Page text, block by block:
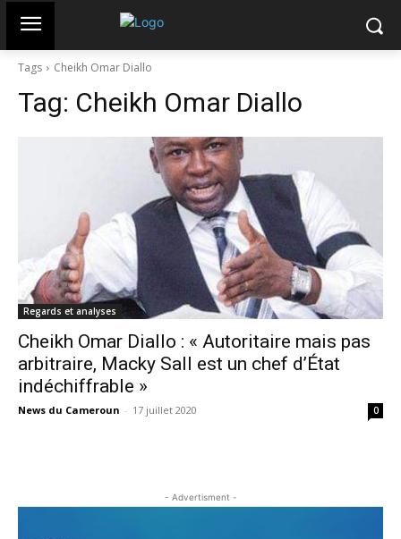
Tags Cheikh Omar Diallo
Tag: Cheikh Omar Diallo
Regards et analyses
Cheikh Omar Diallo : « Autoritaire mais pas
arbitraire, Macky Sall est un chef d’État
indéchiffrable »
News du Cameroun - 17 juillet 2020 0
- Advertisment -